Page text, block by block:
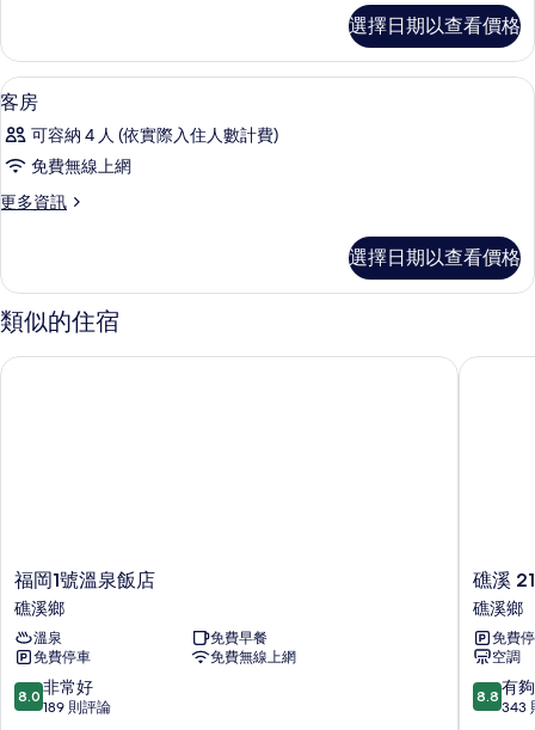
有
相
片
的
詳
情
選擇日期以查看價格
顯
示
客
的
有
相
片
高級寢具、羽絨被、筆電工作空間、
4
客房
可容納 4 人 (依實際入住人數計費)
免費無線上網
更多資訊
更
的
詳
情
選擇日期以查看價格
類似的住宿
福
岡
1
號
溫
泉
飯
福岡1號溫泉飯店
礁溪鄉
溫泉
免費早餐
免費停車
免費無線上網
8.0
分，
8.0 非常好
189 則評論
福岡1號溫泉飯店
礁
溪
21
號
溫
泉
旅
礁溪
礁溪鄉
免費
空調
8.8
分，
8.8 有
343
礁溪 21